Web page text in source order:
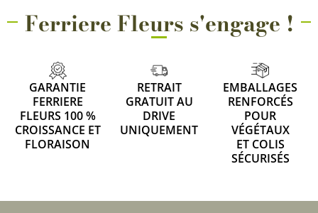
Ferriere Fleurs s'engage !
GARANTIE
FERRIERE
FLEURS 100 %
CROISSANCE ET
FLORAISON
RETRAIT
GRATUIT AU
DRIVE
UNIQUEMENT
EMBALLAGES
RENFORCÉS
POUR
VÉGÉTAUX
ET COLIS
SÉCURISÉS